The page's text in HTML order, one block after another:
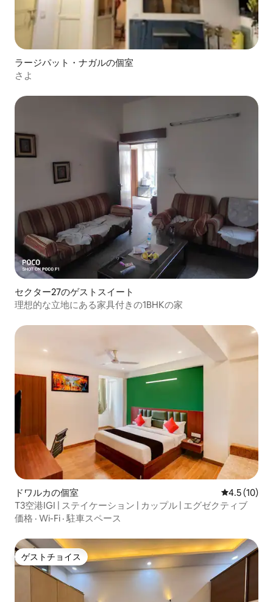
ラージパット・ナガルの個室
さよ
セクター27のゲストスイート
理想的な立地にある家具付きの1BHKの家
ドワルカの個室 レビュー10
4.5 (10)
T3空港IGI | ステイケーション | カップル | エグゼクティブ
価格 · Wi-Fi ·駐車スペース
ゲストチョイス
ゲストチョイス